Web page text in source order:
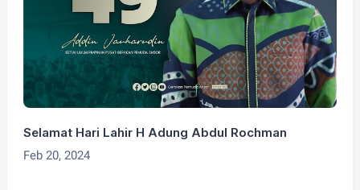
Selamat Hari Lahir H Adung Abdul Rochman
Feb 20, 2024